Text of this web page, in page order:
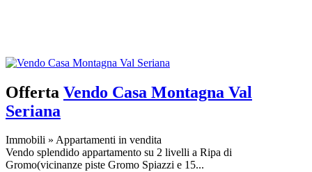
Offerta Vendo Casa Montagna Val
Seriana
Immobili » Appartamenti in vendita
Vendo splendido appartamento su 2 livelli a Ripa di
Gromo(vicinanze piste Gromo Spiazzi e 15...